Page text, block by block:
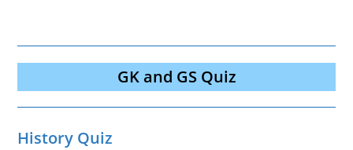
GK and GS Quiz
History Quiz